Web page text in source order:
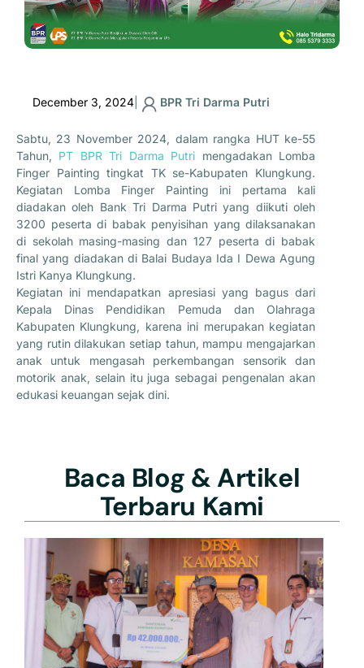
December 3, 2024 BPR Tri Darma Putri
Sabtu, 23 November 2024, dalam rangka HUT ke-55
Tahun, PT BPR Tri Darma Putri mengadakan Lomba
Finger Painting tingkat TK se-Kabupaten Klungkung.
Kegiatan Lomba Finger Painting ini pertama kali
diadakan oleh Bank Tri Darma Putri yang diikuti oleh
3200 peserta di babak penyisihan yang dilaksanakan
di sekolah masing-masing dan 127 peserta di babak
final yang diadakan di Balai Budaya Ida I Dewa Agung
Istri Kanya Klungkung.
Kegiatan ini mendapatkan apresiasi yang bagus dari
Kepala Dinas Pendidikan Pemuda dan Olahraga
Kabupaten Klungkung, karena ini merupakan kegiatan
yang rutin dilakukan setiap tahun, mampu mengajarkan
anak untuk mengasah perkembangan sensorik dan
motorik anak, selain itu juga sebagai pengenalan akan
edukasi keuangan sejak dini.
Baca Blog & Artikel
Terbaru Kami